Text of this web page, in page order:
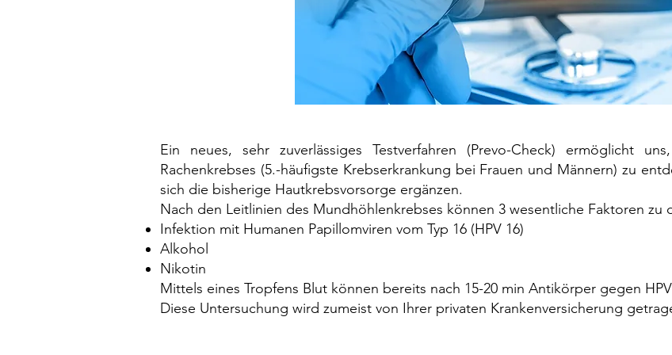
Ein neues, sehr zuverlässiges Testverfahren (Prevo-Check) ermöglicht
Rachenkrebses (5.-häufigste Krebserkrankung bei Frauen und Männern) zu
sich die bisherige Hautkrebsvorsorge ergänzen.
Nach den Leitlinien des Mundhöhlenkrebses können 3 wesentliche Faktoren zu
Infektion mit Humanen Papillomviren vom Typ 16 (HPV 16)
Alkohol
Nikotin
Mittels eines Tropfens Blut können bereits nach 15-20 min Antikörper gegen
Diese Untersuchung wird zumeist von Ihrer privaten Krankenversicherung